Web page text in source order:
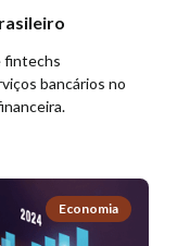
fintechs
bancários no
Economia